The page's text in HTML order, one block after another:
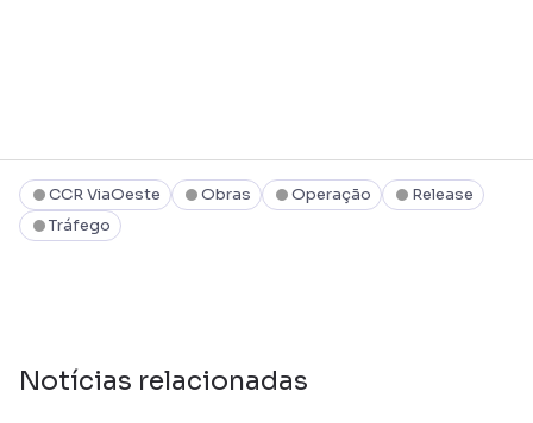
CCR ViaOeste Obras Operação
Release
Tráfego
Notícias relacionadas